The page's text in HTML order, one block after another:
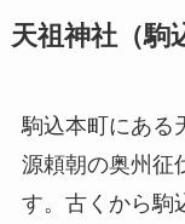
天祖神社（駒
駒込本町にある
源頼朝の奥州征
す。古くから駒